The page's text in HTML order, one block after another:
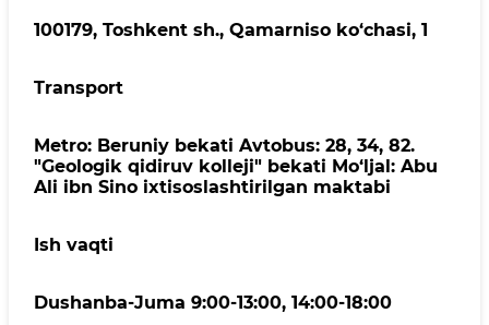
100179, Toshkent sh., Qamarniso ko‘chasi, 1
Transport
Metro: Beruniy bekati Avtobus: 28, 34, 82.
"Geologik qidiruv kolleji" bekati Mo‘ljal: Abu
Ali ibn Sino ixtisoslashtirilgan maktabi
Ish vaqti
Dushanba-Juma 9:00-13:00, 14:00-18:00